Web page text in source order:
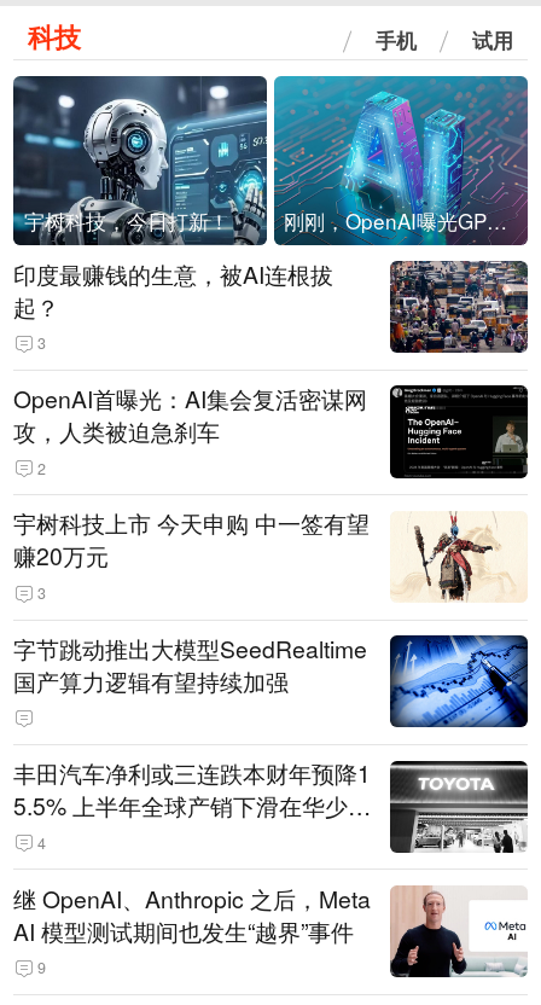
科技 手机 试用
宇树科技，今日打新！ 刚刚，OpenAI曝光GPT-6！传10万亿参数，8月强行发布
印度最赚钱的生意，被AI连根拔
起？
3
OpenAI首曝光：AI集会复活密谋网
攻，人类被迫急刹车
2
宇树科技上市 今天申购 中一签有望
赚20万元
3
字节跳动推出大模型SeedRealtime
国产算力逻辑有望持续加强
丰田汽车净利或三连跌本财年预降1
5.5% 上半年全球产销下滑在华少卖
14.3万辆
4
继 OpenAI、Anthropic 之后，Meta
AI 模型测试期间也发生“越界”事件
9